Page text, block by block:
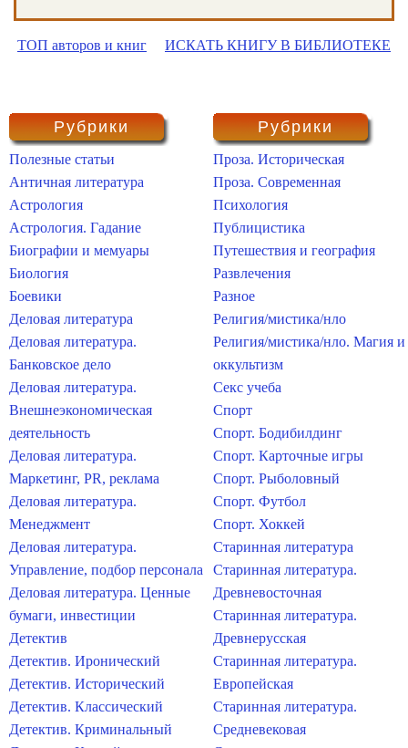
ТОП авторов и книг ИСКАТЬ КНИГУ В БИБЛИОТЕКЕ
Рубрики
Полезные статьи
Античная литература
Астрология
Астрология. Гадание
Биографии и мемуары
Биология
Боевики
Деловая литература
Деловая литература.
Банковское дело
Деловая литература.
Внешнеэкономическая
деятельность
Деловая литература.
Маркетинг, PR, реклама
Деловая литература.
Менеджмент
Деловая литература.
Управление, подбор персонала
Деловая литература. Ценные
бумаги, инвестиции
Детектив
Детектив. Иронический
Детектив. Исторический
Детектив. Классический
Детектив. Криминальный
Рубрики
Проза. Историческая
Проза. Современная
Психология
Публицистика
Путешествия и география
Развлечения
Разное
Религия/мистика/нло
Религия/мистика/нло. Магия и
оккультизм
Секс учеба
Спорт
Спорт. Бодибилдинг
Спорт. Карточные игры
Спорт. Рыболовный
Спорт. Футбол
Спорт. Хоккей
Старинная литература
Старинная литература.
Древневосточная
Старинная литература.
Древнерусская
Старинная литература.
Европейская
Старинная литература.
Средневековая